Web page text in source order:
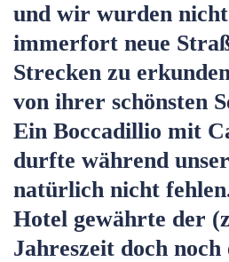
und wir wurden
immerfort neue
Strecken zu
von ihrer schönsten
Ein Boccadillio mit
durfte während
natürlich nicht
Hotel gewährte der
Jahreszeit doch noch